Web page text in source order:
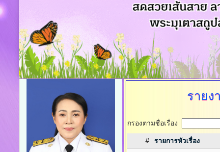
ราย
กรองตามชื่อเรื่อง
# รายการหัวเรื่อง